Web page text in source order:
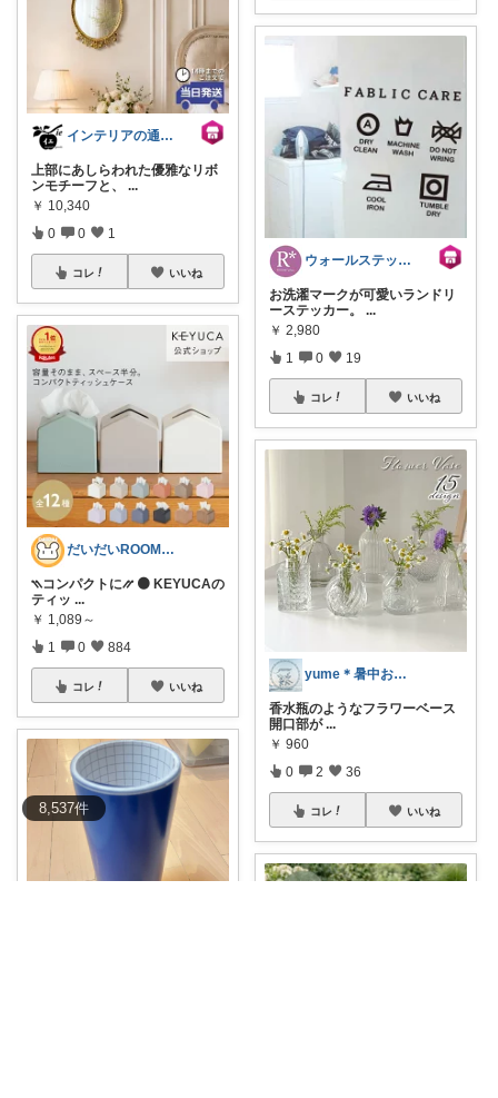
8,537件
インテリアの通販 輸入雑貨イエ
上部にあしらわれた優雅なリボ
ンモチーフと、
...
￥ 10,340
0 0 1
コレ いいね
だいだいROOM@整う暮らし｜インテリア
⳹コンパクトに⳼ 🟠 KEYUCAの
ティッ ...
￥ 1,089～
1 0 884
コレ いいね
ウォールステッカーのルームプラス
お洗濯マークが可愛いランドリ
ーステッカー。
...
￥ 2,980
1 0 19
コレ いいね
yume＊暑中お見舞い申し上げます☀️
香水瓶のようなフラワーベース
開口部が ...
￥ 960
0 2 36
コレ いいね